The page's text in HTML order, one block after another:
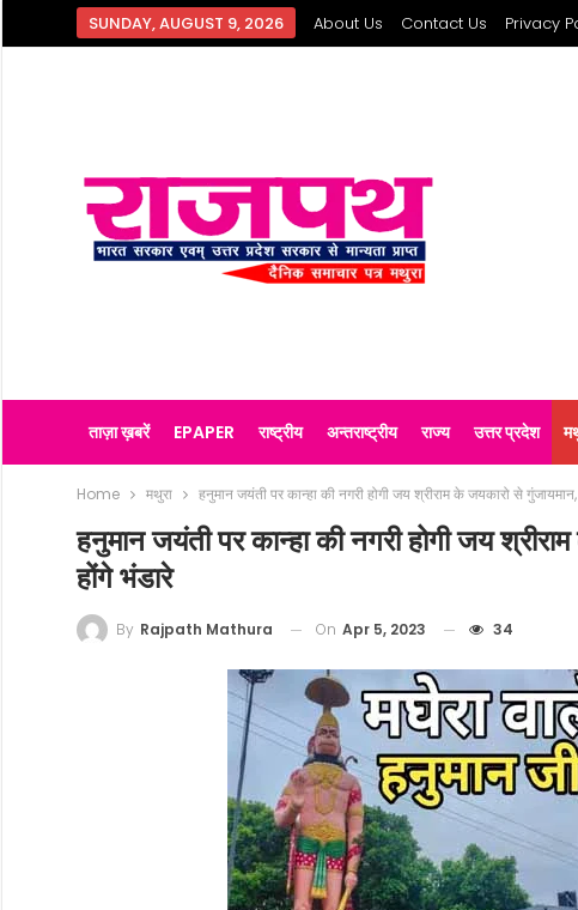
SUNDAY, AUGUST 9, 2026 About Us Contact Us Privacy
ताज़ा ख़बरें EPAPER राष्ट्रीय अन्तराष्ट्रीय राज्य उत्तर प्रदेश
Home मथुरा हनुमान जयंती पर कान्हा की नगरी होगी जय श्रीराम के जयकारो से
हनुमान जयंती पर कान्हा की नगरी होगी जय
होंगे भंडारे
By Rajpath Mathura On Apr 5, 2023 34